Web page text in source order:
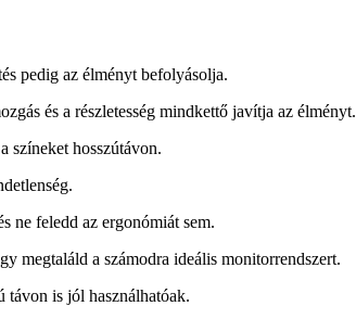
pedig az élményt befolyásolja.
és a részletesség mindkettő javítja az élményt.
színeket hosszútávon.
ne feledd az ergonómiát sem.
megtaláld a számodra ideális monitorrendszert.
távon is jól használhatóak.